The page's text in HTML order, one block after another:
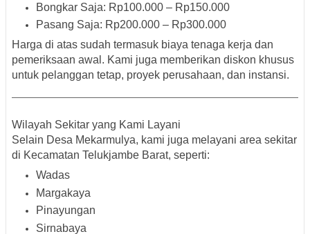
Bongkar Saja: Rp100.000 – Rp150.000
Pasang Saja: Rp200.000 – Rp300.000
Harga di atas sudah termasuk biaya tenaga kerja dan
pemeriksaan awal. Kami juga memberikan diskon khusus
untuk pelanggan tetap, proyek perusahaan, dan instansi.
Wilayah Sekitar yang Kami Layani
Selain Desa Mekarmulya, kami juga melayani area sekitar
di Kecamatan Telukjambe Barat, seperti:
Wadas
Margakaya
Pinayungan
Sirnabaya